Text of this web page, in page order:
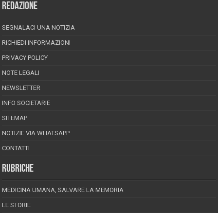
REDAZIONE
SEGNALACI UNA NOTIZIA
RICHIEDI INFORMAZIONI
PRIVACY POLICY
NOTE LEGALI
NEWSLETTER
INFO SOCIETARIE
SITEMAP
NOTIZIE VIA WHATSAPP
CONTATTI
RUBRICHE
MEDICINA UMANA, SALVARE LA MEMORIA
LE STORIE